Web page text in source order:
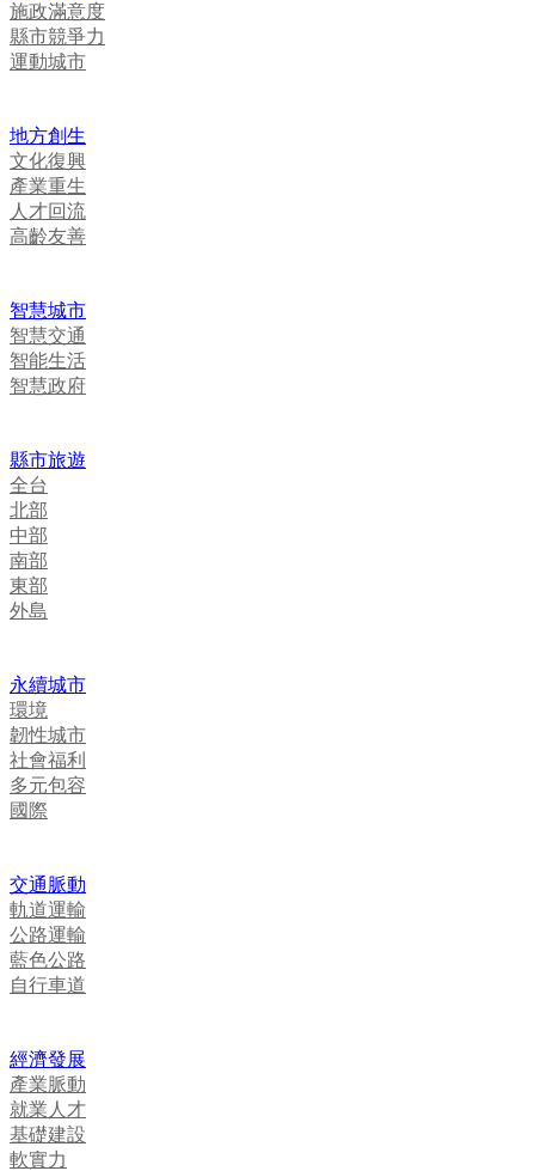
施政滿意度
縣市競爭力
運動城市
地方創生
文化復興
產業重生
人才回流
高齡友善
智慧城市
智慧交通
智能生活
智慧政府
縣市旅遊
全台
北部
中部
南部
東部
外島
永續城市
環境
韌性城市
社會福利
多元包容
國際
交通脈動
軌道運輸
公路運輸
藍色公路
自行車道
經濟發展
產業脈動
就業人才
基礎建設
軟實力